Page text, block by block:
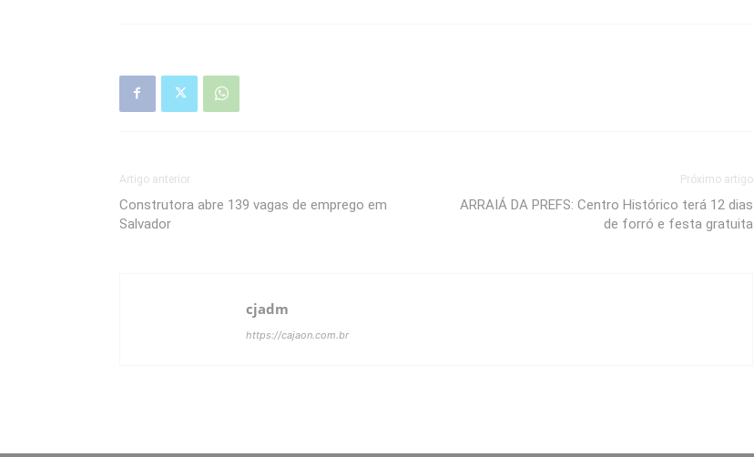
Artigo anterior
Construtora abre 139 vagas de emprego em
Salvador
Próximo artigo
ARRAIÁ DA PREFS: Centro Histórico terá 12 dias
de forró e festa gratuita
cjadm
https://cajaon.com.br